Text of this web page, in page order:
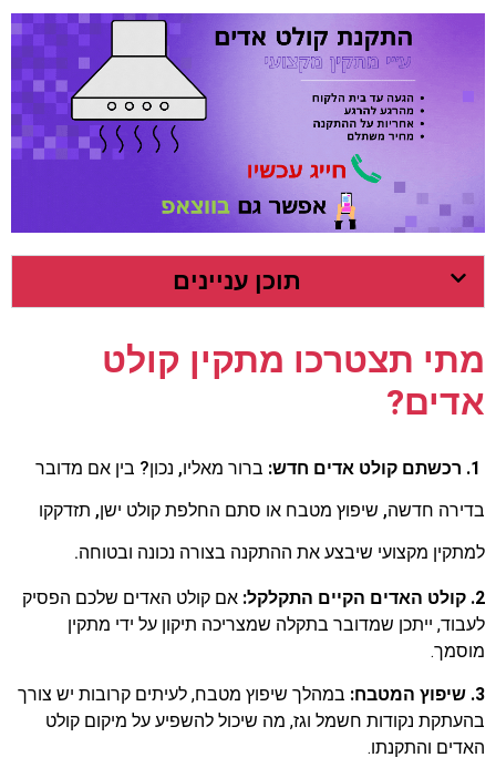
תוכן עניינים
מתי תצטרכו מתקין קולט
אדים?
1. רכשתם קולט אדים חדש:
ברור מאליו, נכון? בין אם מדובר
בדירה חדשה, שיפוץ מטבח או סתם החלפת קולט ישן, תזדקקו
למתקין מקצועי שיבצע את ההתקנה בצורה נכונה ובטוחה.
2. קולט האדים הקיים התקלקל:
אם קולט האדים שלכם הפסיק
לעבוד, ייתכן שמדובר בתקלה שמצריכה תיקון על ידי מתקין
מוסמך.
3. שיפוץ המטבח:
במהלך שיפוץ מטבח, לעיתים קרובות יש צורך
בהעתקת נקודות חשמל וגז, מה שיכול להשפיע על מיקום קולט
האדים והתקנתו.